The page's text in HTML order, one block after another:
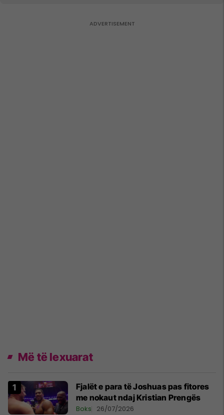
Më të lexuarat
Fjalët e para të Joshuas pas fitores
me nokaut ndaj Kristian Prengës
Boks 26/07/2026